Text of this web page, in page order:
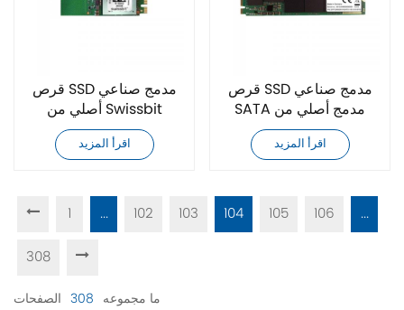
قرص SSD مدمج صناعي
أصلي من Swissbit
SFPC120GM1EC4TO-I-
5E-116-STD
اقرأ المزيد
قرص SSD مدمج صناعي
SATA مدمج أصلي من
Swissbit
SFPC480GM1AG2TO-
اقرأ المزيد
1 ... 102 103 104 105 106
...
308
ما مجموعه 308 الصفحات